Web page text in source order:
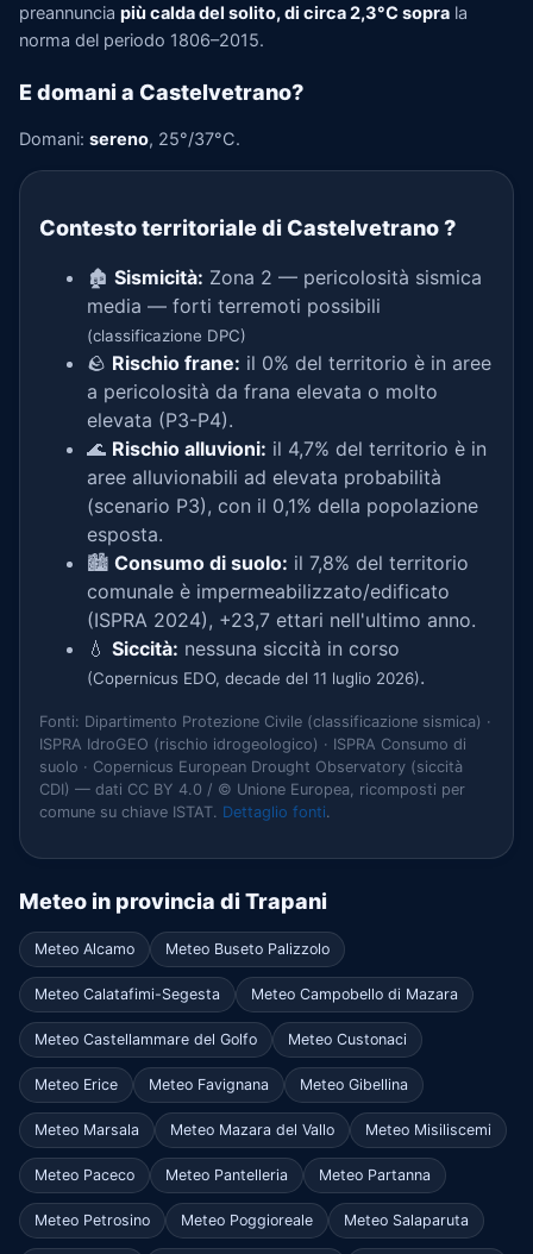
preannuncia più calda del solito, di circa 2,3°C sopra la
norma del periodo 1806–2015.
E domani a Castelvetrano?
Domani: sereno, 25°/37°C.
Contesto territoriale di Castelvetrano?
🏚️ Sismicità: Zona 2 — pericolosità sismica
media — forti terremoti possibili
(classificazione DPC)
🪨 Rischio frane: il 0% del territorio è in aree
a pericolosità da frana elevata o molto
elevata (P3-P4).
🌊 Rischio alluvioni: il 4,7% del territorio è in
aree alluvionabili ad elevata probabilità
(scenario P3), con il 0,1% della popolazione
esposta.
🏙️ Consumo di suolo: il 7,8% del territorio
comunale è impermeabilizzato/edificato
(ISPRA 2024), +23,7 ettari nell'ultimo anno.
💧 Siccità: nessuna siccità in corso
(Copernicus EDO, decade del 11 luglio 2026).
Fonti: Dipartimento Protezione Civile (classificazione sismica) ·
ISPRA IdroGEO (rischio idrogeologico) · ISPRA Consumo di
suolo · Copernicus European Drought Observatory (siccità
CDI) — dati CC BY 4.0 / © Unione Europea, ricomposti per
comune su chiave ISTAT. Dettaglio fonti.
Meteo in provincia di Trapani
Meteo Alcamo Meteo Buseto Palizzolo
Meteo Calatafimi-Segesta Meteo Campobello di Mazara
Meteo Castellammare del Golfo Meteo Custonaci
Meteo Erice Meteo Favignana Meteo Gibellina
Meteo Marsala Meteo Mazara del Vallo Meteo Misiliscemi
Meteo Paceco Meteo Pantelleria Meteo Partanna
Meteo Petrosino Meteo Poggioreale Meteo Salaparuta